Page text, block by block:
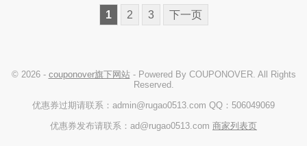
1 2 3 下一页
© 2026 - couponover旗下网站- Powered By COUPONOVER. All Rights
Reserved.
优惠券过期请联系：admin@rugao0513.com QQ：506049069
优惠券发布请联系：ad@rugao0513.com 商家列表页